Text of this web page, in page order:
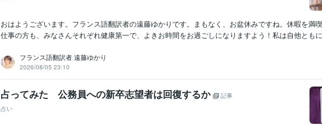
おはようございます。フランス語翻訳者の遠藤ゆかりです。まもなく、お盆休みですね。休暇を満
仕事の方も、みなさんそれぞれ健康第一で、よきお時間をお過ごしになりますよう！私は自他とも
フランス語翻訳者 遠藤ゆかり
2026/08/05 23:10
占ってみた 公務員への新卒志望者は回復するか
記事
占い